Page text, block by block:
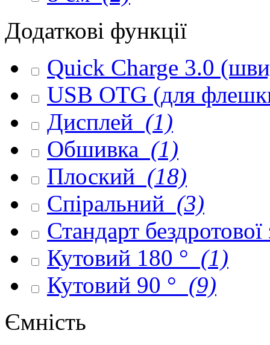
Додаткові функції
Quick Charge 3.0
USB OTG (для
Дисплей (1)
Обшивка (1)
Плоский (18)
Спіральний (3)
Стандарт
Кутовий 180 ° (1)
Кутовий 90 ° (9)
Ємність